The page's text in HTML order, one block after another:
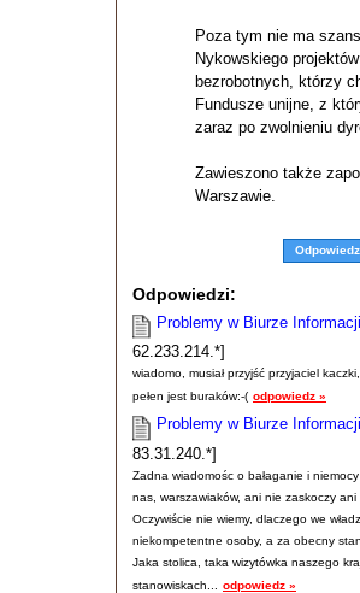
Poza tym nie ma
Nykowskiego
bezrobotnych, którzy
Fundusze unijne, z
zaraz po zwolnieniu
Zawieszono także
Warszawie.
Odpowiedz
Odpowiedzi:
Problemy w Biurze
62.233.214.*]
wiadomo, musiał przyjść przyjaciel
pełen jest buraków:-( odpowiedz »
Problemy w Biurze
83.31.240.*]
Zadna wiadomośc o bałaganie i
nas, warszawiaków, ani nie zaskoczy ani
Oczywiście nie wiemy, dlaczego we
niekompetentne osoby, a za obecny
Jaka stolica, taka wizytówka naszego
stanowiskach...
odpowiedz »